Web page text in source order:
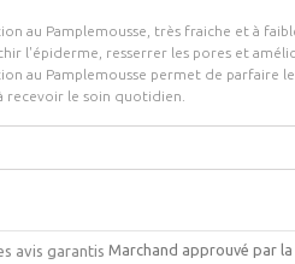
au Pamplemousse, très fraiche et à
l'épiderme, resserrer les pores et
au Pamplemousse permet de parfaire
recevoir le soin quotidien.
Marchand approuvé par la